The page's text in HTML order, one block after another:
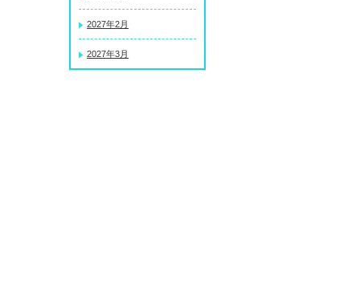
2027年2月
2027年3月